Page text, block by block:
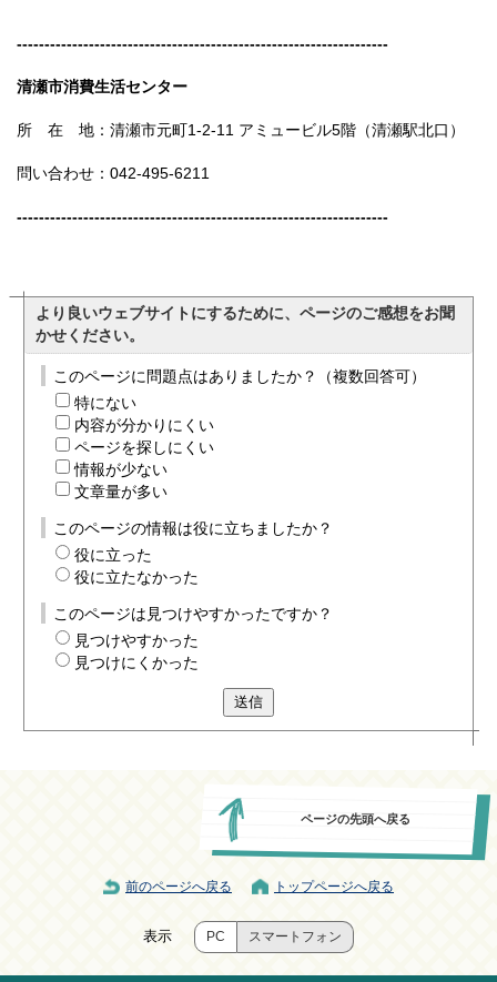
-------------------------------------------------------------------
清瀬市消費生活センター
所 在 地：清瀬市元町1-2-11 アミュービル5階（清瀬駅北口）
問い合わせ：042-495-6211
-------------------------------------------------------------------
より良いウェブサイトにするために、ページのご感想をお聞
かせください。
このページに問題点はありましたか？（複数回答可）
特にない
内容が分かりにくい
ページを探しにくい
情報が少ない
文章量が多い
このページの情報は役に立ちましたか？
役に立った
役に立たなかった
このページは見つけやすかったですか？
見つけやすかった
見つけにくかった
送信
ページの先頭へ戻る
前のページへ戻る トップページへ戻る
表示 PC スマートフォン